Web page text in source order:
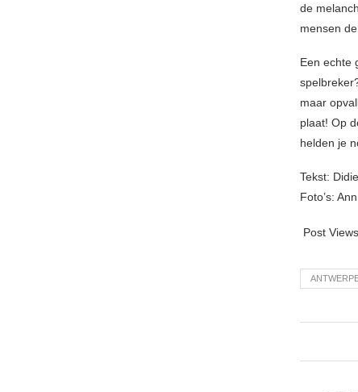
de
mensen
Een echte
maar
plaat! Op
helden je
Tekst:
Foto’s:
Post